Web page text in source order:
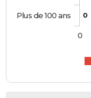
0
Plus de 100 ans
0